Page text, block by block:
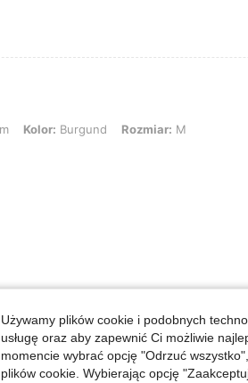
Burgund, Rozmiar: M
Kolor: Burgund Rozmiar: M
Fioletowy, Rozmiar: M
Kolor:Fioletowy Rozmiar:M
Używamy plików cookie i podobnych
usługę oraz aby zapewnić Ci możliwie
momencie wybrać opcję "Odrzuć
plików cookie. Wybierając opcję